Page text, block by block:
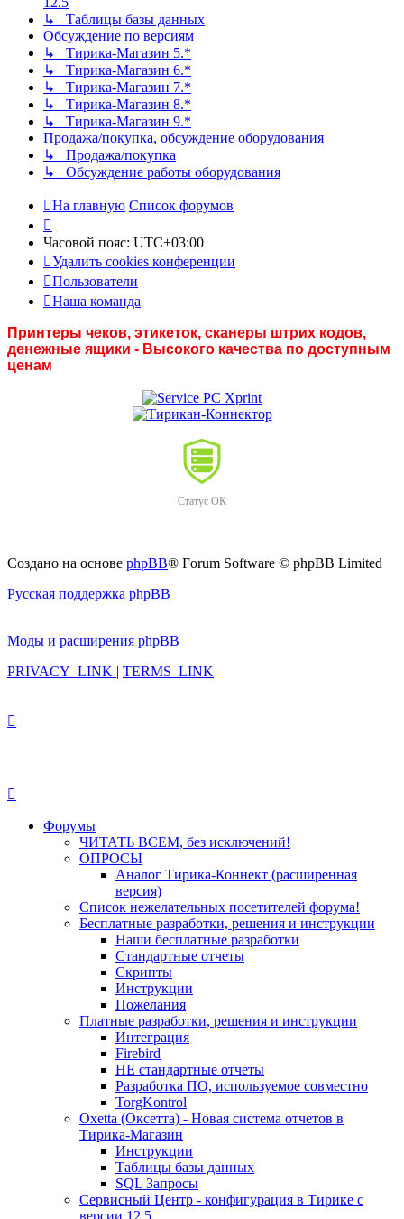
↳ Таблицы базы данных
Обсуждение по версиям
↳ Тирика-Магазин 5.*
↳ Тирика-Магазин 6.*
↳ Тирика-Магазин 7.*
↳ Тирика-Магазин 8.*
↳ Тирика-Магазин 9.*
Продажа/покупка, обсуждение оборудования
↳ Продажа/покупка
↳ Обсуждение работы оборудования
На главную Список форумов
Часовой пояс: UTC+03:00
Удалить cookies конференции
Пользователи
Наша команда
Принтеры чеков, этикеток, сканеры штрих кодов,
денежные ящики - Высокого качества по доступным
ценам
Статус ОК
Создано на основе phpBB® Forum Software © phpBB Limited
Русская поддержка phpBB
Моды и расширения phpBB
PRIVACY_LINK | TERMS_LINK
Форумы
ЧИТАТЬ ВСЕМ, без исключений!
ОПРОСЫ
Аналог Тирика-Коннект (расширенная
версия)
Список нежелательных посетителей форума!
Бесплатные разработки, решения и инструкции
Наши бесплатные разработки
Стандартные отчеты
Скрипты
Инструкции
Пожелания
Платные разработки, решения и инструкции
Интеграция
Firebird
НЕ стандартные отчеты
Разработка ПО, используемое совместно
TorgKontrol
Oxetta (Оксетта) - Новая система отчетов в
Тирика-Магазин
Инструкции
Таблицы базы данных
SQL Запросы
Сервисный Центр - конфигурация в Тирике с